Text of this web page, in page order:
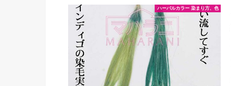
ハーバルカラー 染まり方、色